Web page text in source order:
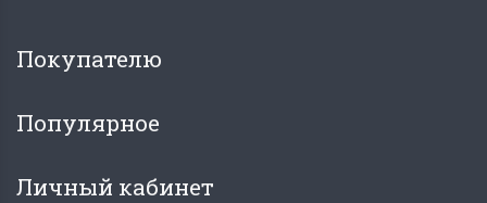
Покупателю
Популярное
Личный кабинет